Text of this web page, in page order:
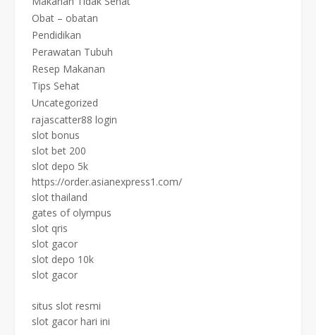
Obat – obatan
Pendidikan
Perawatan Tubuh
Resep Makanan
Tips Sehat
Uncategorized
rajascatter88 login
slot bonus
slot bet 200
slot depo 5k
https://order.asianexpress1.com/
slot thailand
gates of olympus
slot qris
slot gacor
slot depo 10k
slot gacor
situs slot resmi
slot gacor hari ini